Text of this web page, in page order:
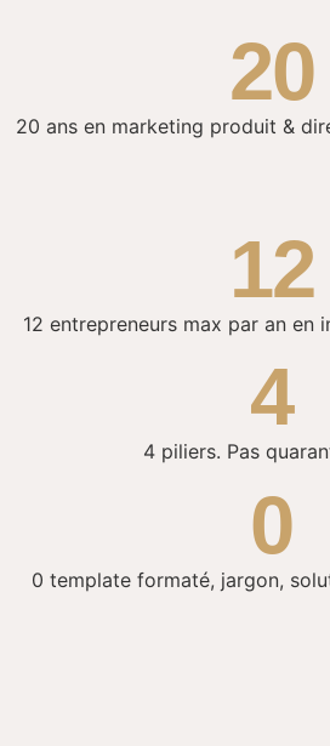
20
20 ans en marketing produit &
12
12 entrepreneurs max par an en
4
4 piliers. Pas
0
0 template formaté, jargon,